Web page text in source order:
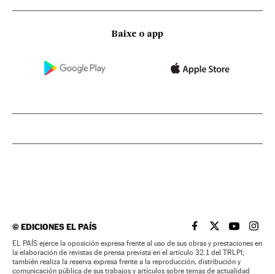
Baixe o app
©EDICIONES EL PAÍS EL PAÍS BRASIL EN
EL PAÍSEL PAÍS
EL
EL PAÍS ejerce la oposición expresa frente al uso de sus obras y prestaciones en
la elaboración de revistas de prensa prevista en el artículo 32.1 del TRLPI;
también realiza la reserva expresa frente a la reproducción, distribución y
comunicación pública de sus trabajos y artículos sobre temas de actualidad